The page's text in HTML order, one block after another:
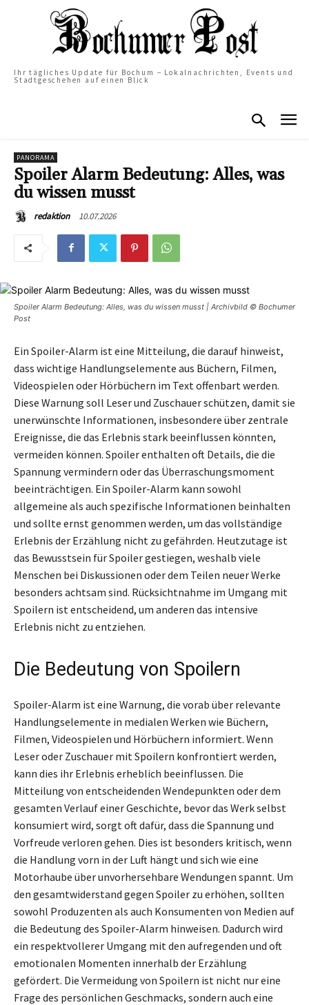
Ihr tägliches Update für Bochum – Lokalnachrichten, Events und
Stadtgeschehen auf einen Blick
PANORAMA
Spoiler Alarm Bedeutung: Alles, was
du wissen musst
redaktion 10.07.2026
Spoiler Alarm Bedeutung: Alles, was du wissen musst | Archivbild © Bochumer
Post
Ein Spoiler-Alarm ist eine Mitteilung, die darauf hinweist,
dass wichtige Handlungselemente aus Büchern, Filmen,
Videospielen oder Hörbüchern im Text offenbart werden.
Diese Warnung soll Leser und Zuschauer schützen, damit sie
unerwünschte Informationen, insbesondere über zentrale
Ereignisse, die das Erlebnis stark beeinflussen könnten,
vermeiden können. Spoiler enthalten oft Details, die die
Spannung vermindern oder das Überraschungsmoment
beeinträchtigen. Ein Spoiler-Alarm kann sowohl
allgemeine als auch spezifische Informationen beinhalten
und sollte ernst genommen werden, um das vollständige
Erlebnis der Erzählung nicht zu gefährden. Heutzutage ist
das Bewusstsein für Spoiler gestiegen, weshalb viele
Menschen bei Diskussionen oder dem Teilen neuer Werke
besonders achtsam sind. Rücksichtnahme im Umgang mit
Spoilern ist entscheidend, um anderen das intensive
Erlebnis nicht zu entziehen.
Die Bedeutung von Spoilern
Spoiler-Alarm ist eine Warnung, die vorab über relevante
Handlungselemente in medialen Werken wie Büchern,
Filmen, Videospielen und Hörbüchern informiert. Wenn
Leser oder Zuschauer mit Spoilern konfrontiert werden,
kann dies ihr Erlebnis erheblich beeinflussen. Die
Mitteilung von entscheidenden Wendepunkten oder dem
gesamten Verlauf einer Geschichte, bevor das Werk selbst
konsumiert wird, sorgt oft dafür, dass die Spannung und
Vorfreude verloren gehen. Dies ist besonders kritisch, wenn
die Handlung vorn in der Luft hängt und sich wie eine
Motorhaube über unvorhersehbare Wendungen spannt. Um
den gesamtwiderstand gegen Spoiler zu erhöhen, sollten
sowohl Produzenten als auch Konsumenten von Medien auf
die Bedeutung des Spoiler-Alarm hinweisen. Dadurch wird
ein respektvollerer Umgang mit den aufregenden und oft
emotionalen Momenten innerhalb der Erzählung
gefördert. Die Vermeidung von Spoilern ist nicht nur eine
Frage des persönlichen Geschmacks, sondern auch eine